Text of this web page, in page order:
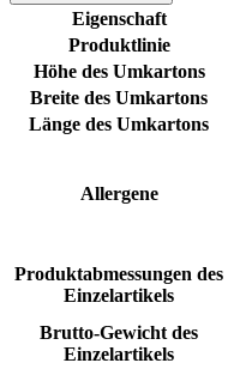
Eigenschaft
Produktlinie
Höhe des Umkartons
Breite des Umkartons
Länge des Umkartons
Allergene
Produktabmessungen des
Einzelartikels
Brutto-Gewicht des
Einzelartikels